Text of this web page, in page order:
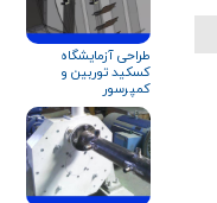
طراحی آزمايشگاه
کسکید توربین و
کمپرسور